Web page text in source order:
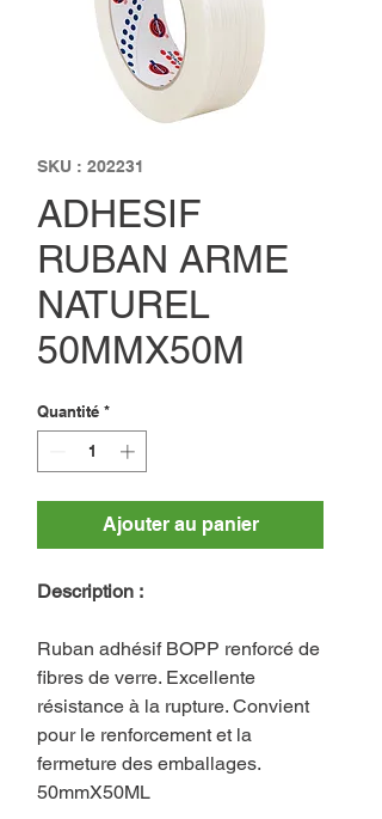
SKU : 202231
ADHESIF
RUBAN ARME
NATUREL
50MMX50M
Quantité *
Ajouter au panier
Description :
Ruban adhésif BOPP renforcé de
fibres de verre. Excellente
résistance à la rupture. Convient
pour le renforcement et la
fermeture des emballages.
50mmX50ML